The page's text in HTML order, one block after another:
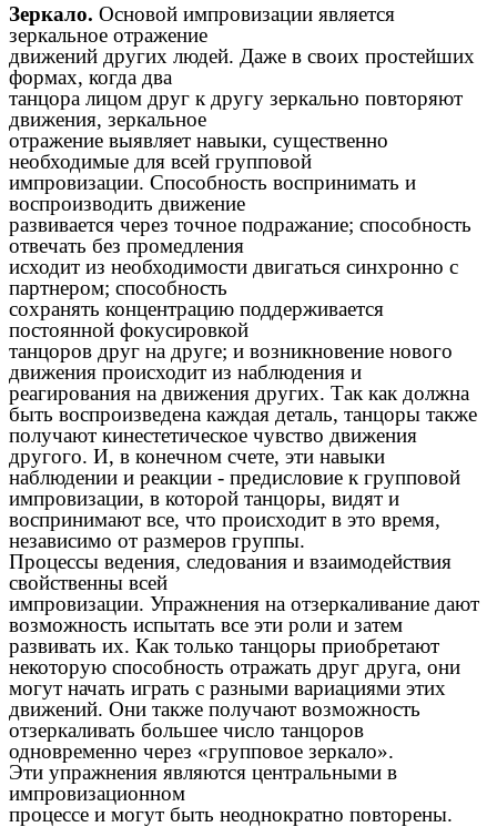
Зеркало. Основой импровизации является
зеркальное отражение
движений других людей. Даже в своих простейших
формах, когда два
танцора лицом друг к другу зеркально повторяют
движения, зеркальное
отражение выявляет навыки, существенно
необходимые для всей групповой
импровизации. Способность воспринимать и
воспроизводить движение
развивается через точное подражание; способность
отвечать без промедления
исходит из необходимости двигаться синхронно с
партнером; способность
сохранять концентрацию поддерживается
постоянной фокусировкой
танцоров друг на друге; и возникновение нового
движения происходит из наблюдения и
реагирования на движения других. Так как должна
быть воспроизведена каждая деталь, танцоры также
получают кинестетическое чувство движения
другого. И, в конечном счете, эти навыки
наблюдении и реакции - предисловие к групповой
импровизации, в которой танцоры, видят и
воспринимают все, что происходит в это время,
независимо от размеров группы.
Процессы ведения, следования и взаимодействия
свойственны всей
импровизации. Упражнения на отзеркаливание дают
возможность испытать все эти роли и затем
развивать их. Как только танцоры приобретают
некоторую способность отражать друг друга, они
могут начать играть с разными вариациями этих
движений. Они также получают возможность
отзеркаливать большее число танцоров
одновременно через «групповое зеркало».
Эти упражнения являются центральными в
импровизационном
процессе и могут быть неоднократно повторены.